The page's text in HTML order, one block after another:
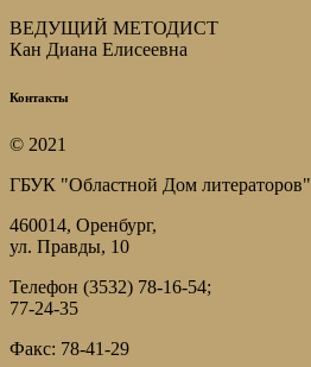
ВЕДУЩИЙ МЕТОДИСТ
Кан Диана Елисеевна
Контакты
© 2021
ГБУК "Областной Дом литераторов"
460014, Оренбург,
ул. Правды, 10
Телефон (3532) 78-16-54;
77-24-35
Факс: 78-41-29